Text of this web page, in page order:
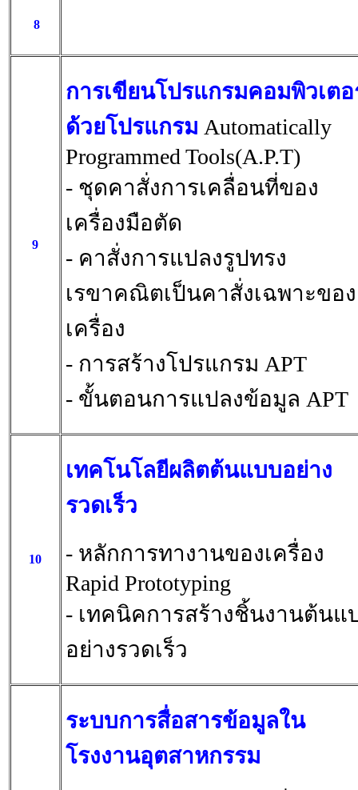
8
9
การเขียนโปรแกรมคอมพิวเตอ
ด้วยโปรแกรม Automatically
Programmed Tools(A.P.T)
- ชุดคาสั่งการเคลื่อนที่ของ
เครื่องมือตัด
- คาสั่งการแปลงรูปทรง
เรขาคณิตเป็นคาสั่งเฉพาะของ
เครื่อง
- การสร้างโปรแกรม APT
- ขั้นตอนการแปลงข้อมูล APT
10
เทคโนโลยีผลิตต้นแบบอย่าง
รวดเร็ว
- หลักการทางานของเครื่อง
Rapid Prototyping
- เทคนิคการสร้างชิ้นงานต้นแ
อย่างรวดเร็ว
ระบบการสื่อสารข้อมูลใน
โรงงานอุตสาหกรรม